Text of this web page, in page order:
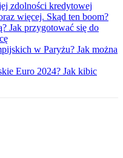
zdolności kredytowej
więcej. Skąd ten boom?
Jak przygotować się do
w Paryżu? Jak można
Euro 2024? Jak kibic